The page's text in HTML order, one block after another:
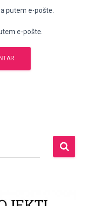
putem e-pošte.
e-pošte.